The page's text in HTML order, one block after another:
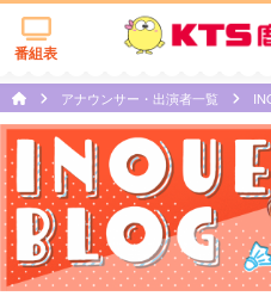
番組表
アナウンサー・出演者一覧